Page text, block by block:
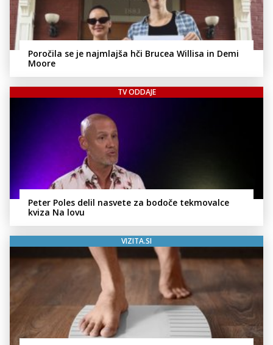
Poročila se je najmlajša hči Brucea Willisa in Demi
Moore
TV ODDAJE
Peter Poles delil nasvete za bodoče tekmovalce
kviza Na lovu
VIZITA.SI